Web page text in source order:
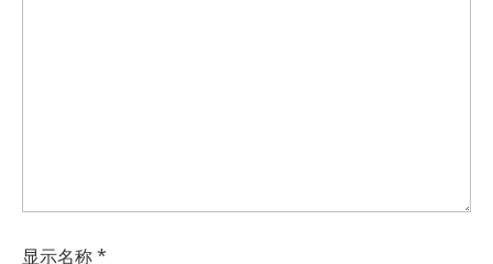
显示名称*